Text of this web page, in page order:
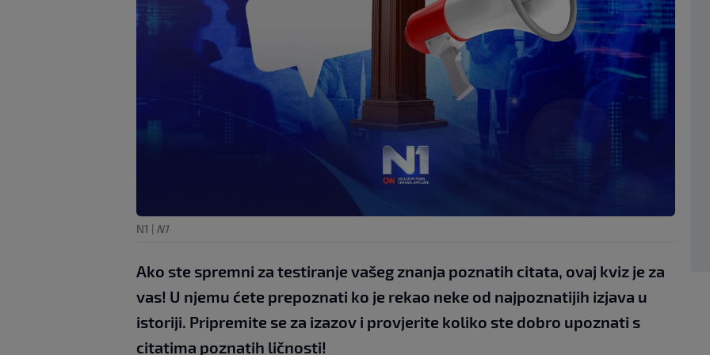
N1 | N1
Ako ste spremni za testiranje vašeg znanja poznatih citata, ovaj kviz je za
vas! U njemu ćete prepoznati ko je rekao neke od najpoznatijih izjava u
istoriji. Pripremite se za izazov i provjerite koliko ste dobro upoznati s
citatima poznatih ličnosti!